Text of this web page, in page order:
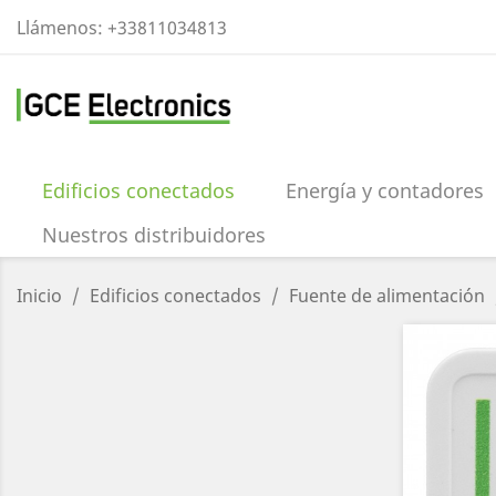
Llámenos: +33811034813
Edificios conectados
Energía y contadores
Nuestros distribuidores
Inicio Edificios conectados Fuente de alimentación